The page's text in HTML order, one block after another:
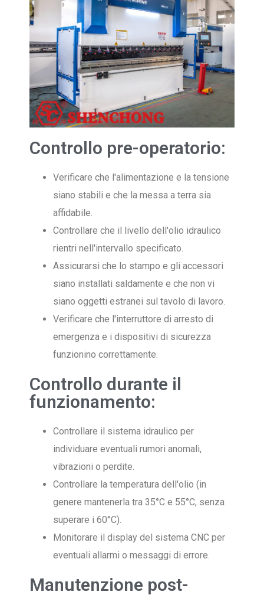
Controllo pre-operatorio:
Verificare che l'alimentazione e la tensione
siano stabili e che la messa a terra sia
affidabile.
Controllare che il livello dell'olio idraulico
rientri nell'intervallo specificato.
Assicurarsi che lo stampo e gli accessori
siano installati saldamente e che non vi
siano oggetti estranei sul tavolo di lavoro.
Verificare che l'interruttore di arresto di
emergenza e i dispositivi di sicurezza
funzionino correttamente.
Controllo durante il
funzionamento:
Controllare il sistema idraulico per
individuare eventuali rumori anomali,
vibrazioni o perdite.
Controllare la temperatura dell'olio (in
genere mantenerla tra 35°C e 55°C, senza
superare i 60°C).
Monitorare il display del sistema CNC per
eventuali allarmi o messaggi di errore.
Manutenzione post-